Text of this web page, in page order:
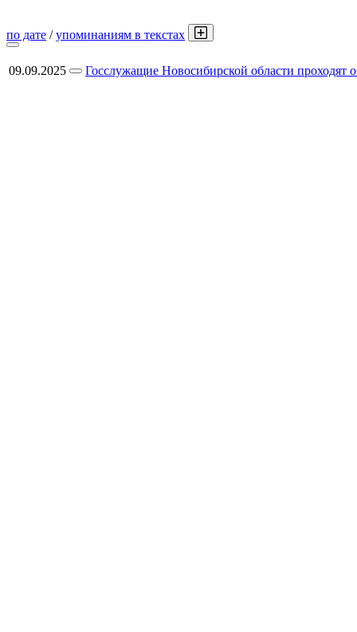
по дате /упоминаниям в текстах
09.09.2025 Госслужащие Новосибирской области